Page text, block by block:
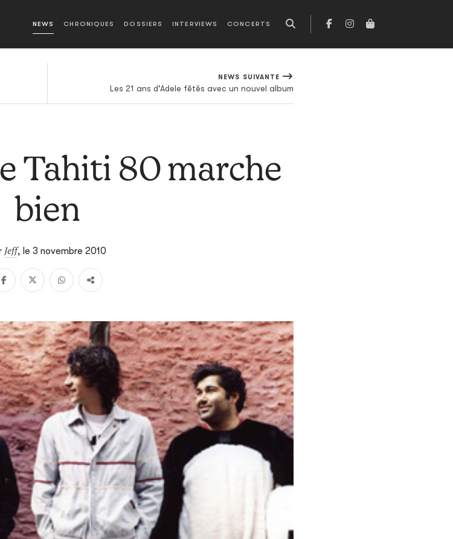
NEWS CHRONIQUES DOSSIERS INTERVIEWS CONCERTS
NEWS SUIVANTE
Les 21 ans d'Adele fêtés avec un nouvel album
Tahiti 80 marche
bien
Jeff, le 3 novembre 2010